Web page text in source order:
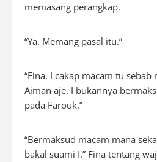
memasang perangkap.
“Ya. Memang pasal itu.”
“Fina, I cakap macam tu sebab
Aiman aje. I bukannya
pada Farouk.”
“Bermaksud macam mana
bakal suami I.” Fina tentang